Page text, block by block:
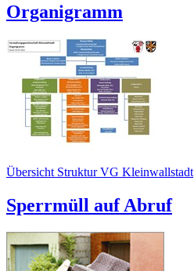
Organigramm
Übersicht Struktur VG Kleinwallstadt
Sperrmüll auf Abruf